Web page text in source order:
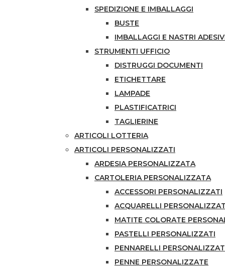
SPEDIZIONE E IMBALLAGGI
BUSTE
IMBALLAGGI E NASTRI
STRUMENTI UFFICIO
DISTRUGGI DOCUMENTI
ETICHETTARE
LAMPADE
PLASTIFICATRICI
TAGLIERINE
ARTICOLI LOTTERIA
ARTICOLI PERSONALIZZATI
ARDESIA PERSONALIZZATA
CARTOLERIA PERSONALIZZATA
ACCESSORI PERSONALIZZATI
ACQUARELLI
MATITE COLORATE
PASTELLI PERSONALIZZATI
PENNARELLI
PENNE PERSONALIZZATE